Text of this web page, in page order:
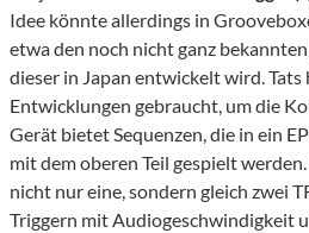
Idee könnte allerdings in
etwa den noch nicht ganz bekannten
dieser in Japan entwickelt wird. Tats
Entwicklungen gebraucht, um die
Gerät bietet Sequenzen, die in ein
mit dem oberen Teil gespielt
nicht nur eine, sondern gleich zwei
Triggern mit Audiogeschwindigkeit